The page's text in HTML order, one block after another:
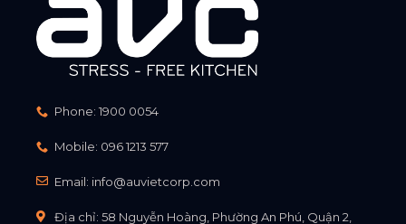
Phone: 1900 0054
Mobile: 096 1213 577
Email: info@auvietcorp.com
Địa chỉ: 58 Nguyễn Hoàng, Phường An Phú, Quận 2,